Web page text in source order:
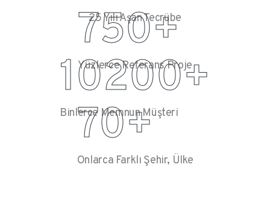
25 Yılı Aşan Tecrübe
750+
Yüzlerce Referans Proje
10200+
Binlerce Memnun Müşteri
70+
Onlarca Farklı Şehir, Ülke